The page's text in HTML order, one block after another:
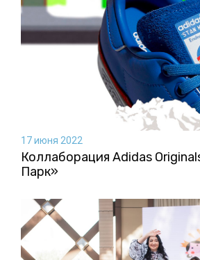
17 июня 2022
Коллаборация Аdidas
Парк»